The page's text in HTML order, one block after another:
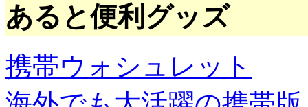
あると便利グッズ
携帯ウォシュレット